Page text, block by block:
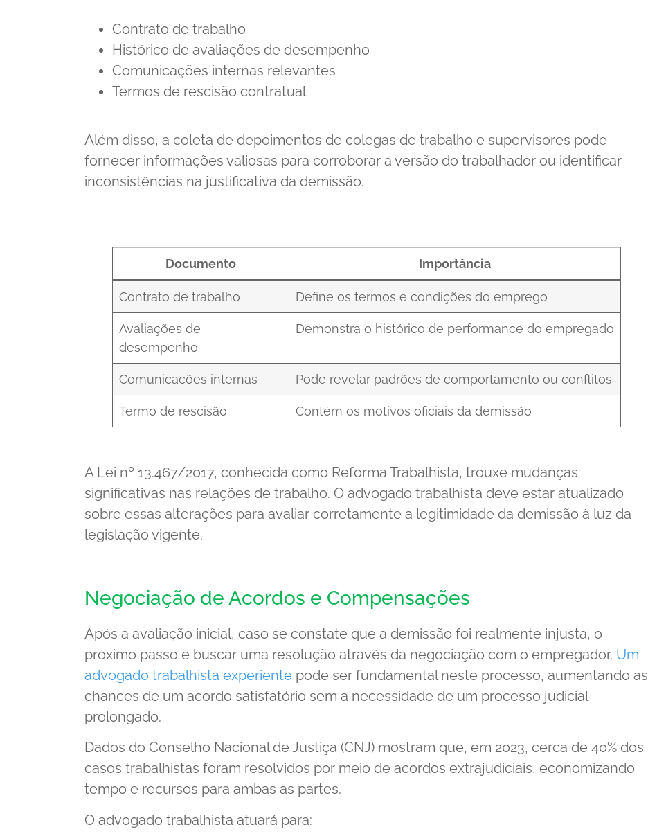
Contrato de trabalho
Histórico de avaliações de desempenho
Comunicações internas relevantes
Termos de rescisão contratual
Além disso, a coleta de depoimentos de colegas de trabalho e supervisores pode
fornecer informações valiosas para corroborar a versão do trabalhador ou identificar
inconsistências na justificativa da demissão.
Documento Importância
Contrato de trabalho Define os termos e condições do emprego
Avaliações de
desempenho
Demonstra o histórico de performance do empregado
Comunicações internas Pode revelar padrões de comportamento ou conflitos
Termo de rescisão Contém os motivos oficiais da demissão
A Lei nº 13.467/2017, conhecida como Reforma Trabalhista, trouxe mudanças
significativas nas relações de trabalho. O advogado trabalhista deve estar atualizado
sobre essas alterações para avaliar corretamente a legitimidade da demissão à luz da
legislação vigente.
Negociação de Acordos e Compensações
Após a avaliação inicial, caso se constate que a demissão foi realmente injusta, o
próximo passo é buscar uma resolução através da negociação com o empregador. Um
advogado trabalhista experiente pode ser fundamental neste processo, aumentando as
chances de um acordo satisfatório sem a necessidade de um processo judicial
prolongado.
Dados do Conselho Nacional de Justiça (CNJ) mostram que, em 2023, cerca de 40% dos
casos trabalhistas foram resolvidos por meio de acordos extrajudiciais, economizando
tempo e recursos para ambas as partes.
O advogado trabalhista atuará para: